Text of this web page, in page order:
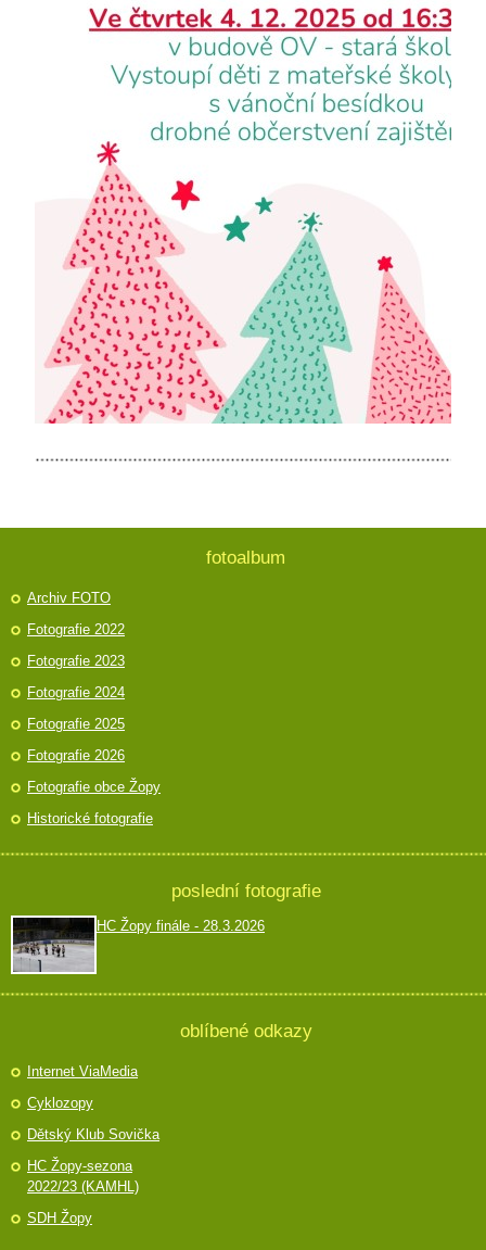
fotoalbum
Archiv FOTO
Fotografie 2022
Fotografie 2023
Fotografie 2024
Fotografie 2025
Fotografie 2026
Fotografie obce Žopy
Historické fotografie
poslední fotografie
HC Žopy finále - 28.3.2026
oblíbené odkazy
Internet ViaMedia
Cyklozopy
Dětský Klub Sovička
HC Žopy-sezona
2022/23 (KAMHL)
SDH Žopy